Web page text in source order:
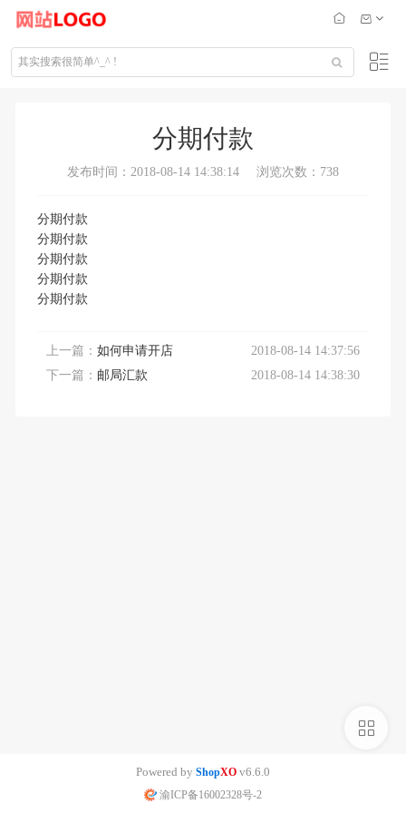
分期付款
发布时间：2018-08-14 14:38:14 浏览次数：738
分期付款
分期付款
分期付款
分期付款
分期付款
上一篇： 如何申请开店
2018-08-14 14:37:56
下一篇： 邮局汇款 2018-08-14 14:38:30
Powered by ShopXO v6.6.0
渝ICP备16002328号-2